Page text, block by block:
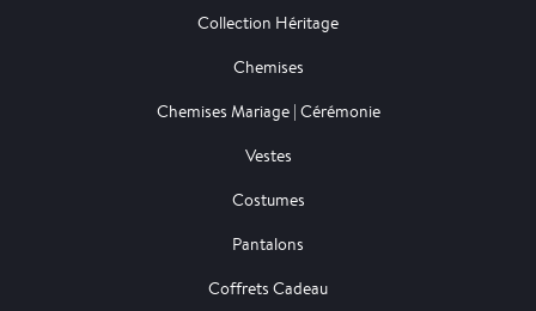
Collection Héritage
Chemises
Chemises Mariage | Cérémonie
Vestes
Costumes
Pantalons
Coffrets Cadeau